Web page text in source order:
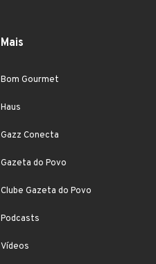
Mais
Bom Gourmet
Haus
Gazz Conecta
Gazeta do Povo
Clube Gazeta do Povo
Podcasts
Vídeos